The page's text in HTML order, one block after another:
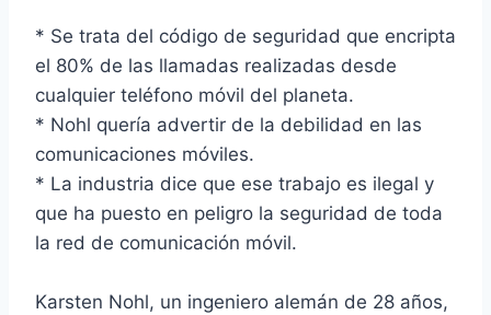
* Se trata del código de seguridad que encripta
el 80% de las llamadas realizadas desde
cualquier teléfono móvil del planeta.
* Nohl querí­a advertir de la debilidad en las
comunicaciones móviles.
* La industria dice que ese trabajo es ilegal y
que ha puesto en peligro la seguridad de toda
la red de comunicación móvil.
Karsten Nohl, un ingeniero alemán de 28 años,